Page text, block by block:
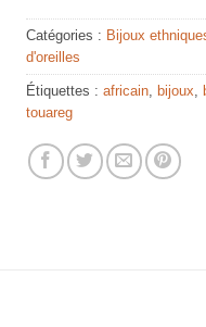
Catégories : Bijoux
d'oreilles
Étiquettes : africain, bijoux,
touareg